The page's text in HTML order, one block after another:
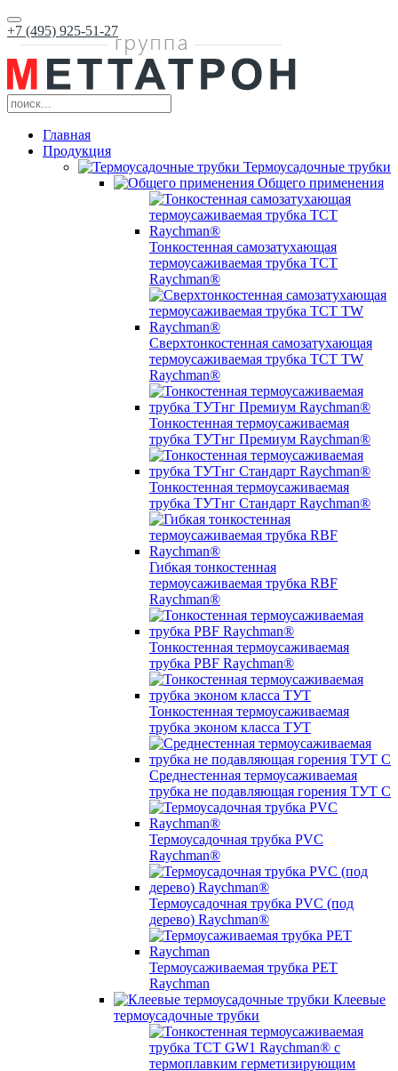
+7 (495) 925-51-27
Главная
Продукция
Термоусадочные трубки
Общего применения
Тонкостенная самозатухающая
термоусаживаемая трубка ТCT
Raychman®
Сверхтонкостенная самозатухающая
термоусаживаемая трубка ТCT TW
Raychman®
Тонкостенная термоусаживаемая
трубка ТУТнг Премиум Raychman®
Тонкостенная термоусаживаемая
трубка ТУТнг Стандарт Raychman®
Гибкая тонкостенная
термоусаживаемая трубка RBF
Raychman®
Тонкостенная термоусаживаемая
трубка PBF Raychman®
Тонкостенная термоусаживаемая
трубка эконом класса ТУТ
Среднестенная термоусаживаемая
трубка не подавляющая горения ТУТ С
Термоусадочная трубка PVC
Raychman®
Термоусадочная трубка PVC (под
дерево) Raychman®
Термоусаживаемая трубка PET
Raychman
Клеевые
термоусадочные трубки